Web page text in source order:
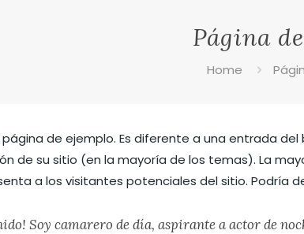
Página
Home
página de ejemplo. Es diferente a una entrada
de su sitio (en la mayoría de los temas). La
a los visitantes potenciales del sitio. Podría
Soy camarero de día, aspirante a actor de